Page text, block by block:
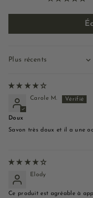
Sort by
Carole M.
Doux
Savon très doux et il a une
Elody
Ce produit est agréable à